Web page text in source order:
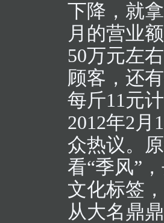
下降，就
月的营业
50万元左
顾客，还
每斤11元
2012年2
众热议。
看“季风”
文化标签
从大名鼎